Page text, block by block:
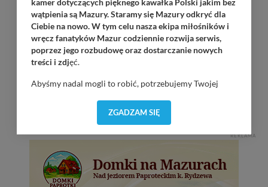
Szkutnicy Dźwięków
Górkło / Marina Górkło / 21:00
Rob Gitarnik
Giżycko / 18:30
Operacja Boyen 2026 – największa
historyczna impreza na Mazurach
Giżycko / Twierdza Boyen / 10:00
REKLAMA
kamer dotyczących pięknego kawałka Polski jakim bez
wątpienia są Mazury. Staramy się Mazury odkryć dla
Ciebie na nowo. W tym celu nasza ekipa miłośników i
wręcz fanatyków Mazur codziennie rozwija serwis,
poprzez jego rozbudowę oraz dostarczanie nowych
treści i zdjęć.
Abyśmy nadal mogli to robić, potrzebujemy Twojej
dostosować do Twoich preferencji. Twoje dane (w tym
pliki cookies) będą zapisywane w celu usprawnienia
wyszukania, ulubione miejsca, logowania, itp).
Bezpieczeństwo Twoich danych jest dla nas
priorytetowe, bez poinformowania Ciebie nie będziemy
zmieniać zakresu naszych uprawnień. Twoje dane są u
ZGADZAM SIĘ